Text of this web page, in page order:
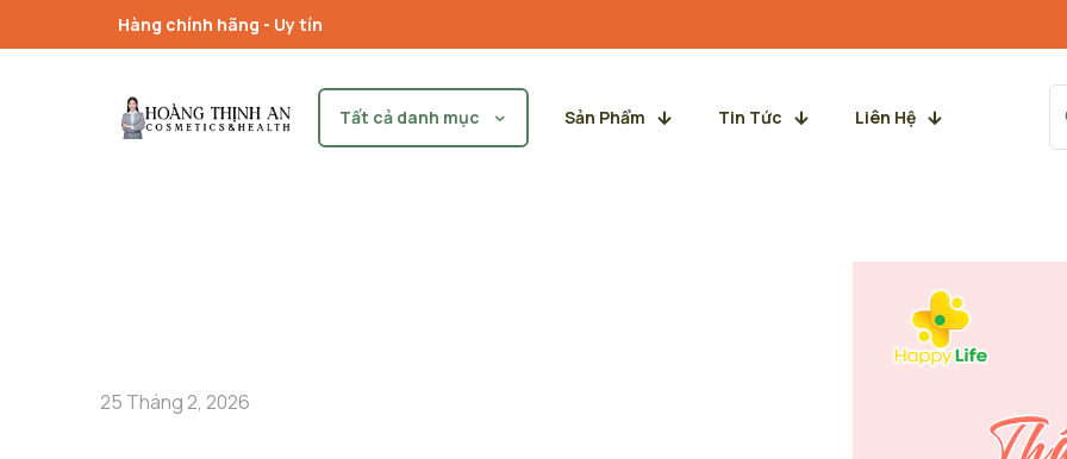
Hàng chính hãng - Uy tín
Tất cả danh mục Sản Phẩm Tin Tức Liên Hệ
25 Tháng 2, 2026